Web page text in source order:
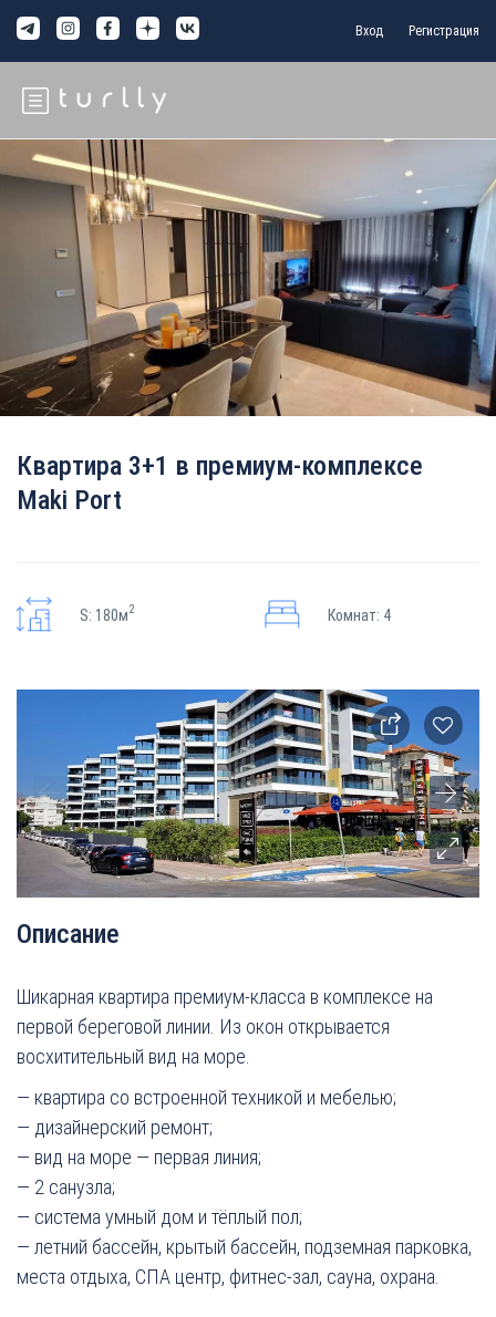
Вход Регистрация
Квартира 3+1 в премиум-комплексе
Maki Port
S: 180м2 Комнат: 4
Описание
Шикарная квартира премиум-класса в комплексе на
первой береговой линии. Из окон открывается
восхитительный вид на море.
— квартира со встроенной техникой и мебелью;
— дизайнерский ремонт;
— вид на море — первая линия;
— 2 санузла;
— система умный дом и тёплый пол;
— летний бассейн, крытый бассейн, подземная парковка,
места отдыха, СПА центр, фитнес-зал, сауна, охрана.